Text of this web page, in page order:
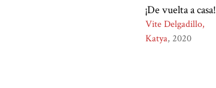
¡De vuelta a casa!
Vite Delgadillo,
Katya 2020